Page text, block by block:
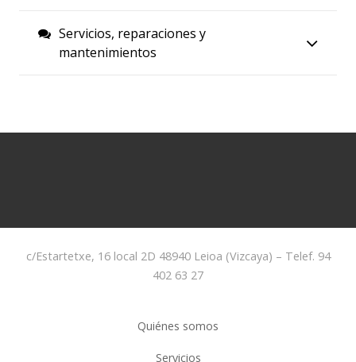
Servicios, reparaciones y
mantenimientos
c/Estartetxe, 16 local 2D 48940 Leioa (Vizcaya) – Telef. 94
402 63 27
Quiénes somos
Servicios